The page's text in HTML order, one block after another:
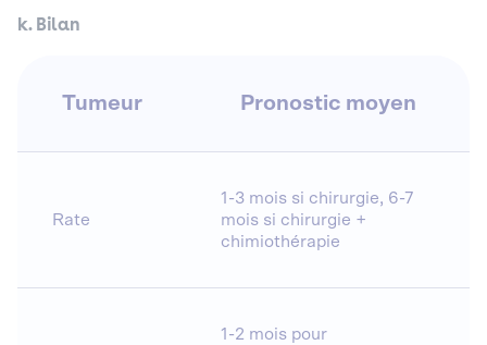
k. Bilan
Tumeur Pronostic moyen
Rate
1-3 mois si chirurgie, 6-7
mois si chirurgie +
chimiothérapie
1-2 mois pour